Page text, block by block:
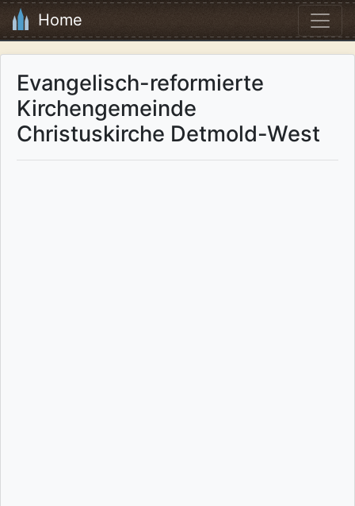
Home
Evangelisch-reformierte
Kirchengemeinde
Christuskirche Detmold-West